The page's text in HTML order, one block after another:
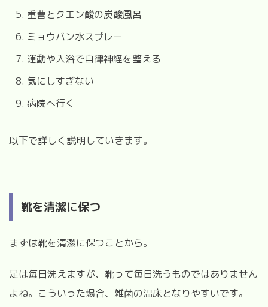
重曹とクエン酸の炭酸風呂
ミョウバン水スプレー
運動や入浴で自律神経を整える
気にしすぎない
病院へ行く
以下で詳しく説明していきます。
靴を清潔に保つ
まずは靴を清潔に保つことから。
足は毎日洗えますが、靴って毎日洗うものではありません
よね。こういった場合、雑菌の温床となりやすいです。